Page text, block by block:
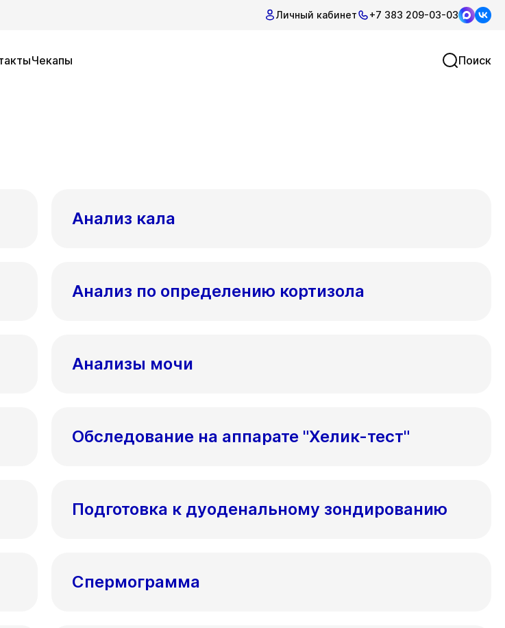
Личный кабинет +7 383 209-03-03
Чекапы Поиск
Анализ кала
Анализ по определению кортизола
Анализы мочи
Обследование на аппарате "Хелик-тест"
Подготовка к дуоденальному зондированию
Спермограмма